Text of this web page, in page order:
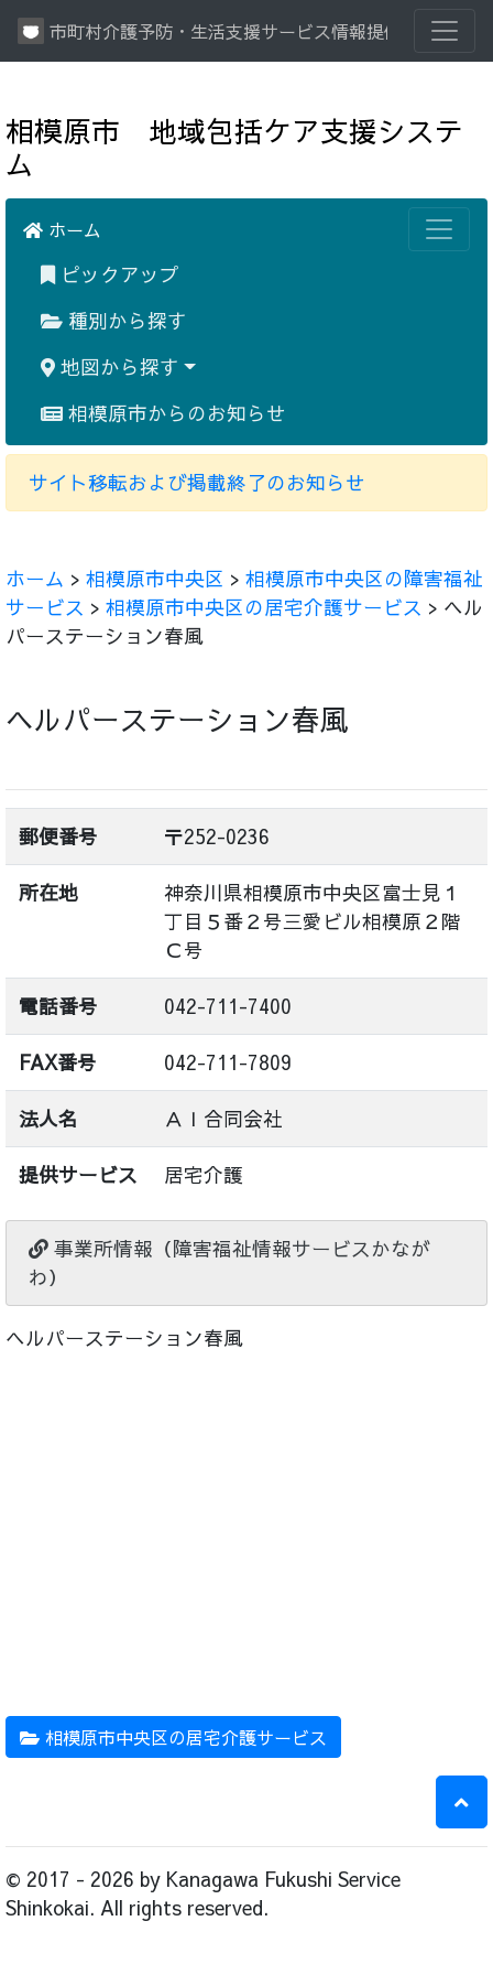
市町村介護予防・生活支援サービス情報提供システム
相模原市 地域包括ケア支援システ
ム
ホーム
ピックアップ
種別から探す
地図から探す
相模原市からのお知らせ
サイト移転および掲載終了のお知らせ
ホーム > 相模原市中央区 > 相模原市中央区の障害福祉
サービス > 相模原市中央区の居宅介護サービス > ヘル
パーステーション春風
ヘルパーステーション春風
郵便番号 〒252-0236
所在地
神奈川県相模原市中央区富士見１
丁目５番２号三愛ビル相模原２階
Ｃ号
電話番号 042-711-7400
FAX番号 042-711-7809
法人名 ＡＩ合同会社
提供サービス 居宅介護
事業所情報（障害福祉情報サービスかなが
わ）
ヘルパーステーション春風
相模原市中央区の居宅介護サービス
© 2017 - 2026 by Kanagawa Fukushi Service
Shinkokai. All rights reserved.